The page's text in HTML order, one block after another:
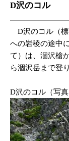
D沢のコル
D沢のコル（標
への岩稜の途中
て）は、涸沢槍
ら涸沢岳まで登
D沢のコル（写真